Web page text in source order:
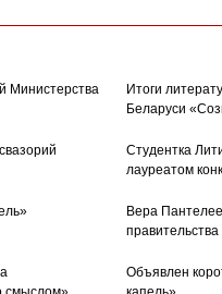
Министерства
Итоги
Беларуси
Студентка
лауреатом
Вера
Объявлен